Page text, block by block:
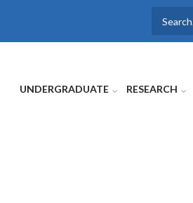
UNDERGRADUATE RESEARCH